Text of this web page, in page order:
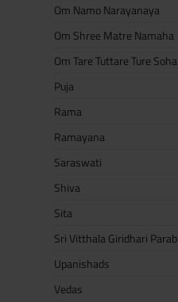
Om Namo Narayanaya
Om Shree Matre Namaha
Om Tare Tuttare Ture Soha
Puja
Rama
Ramayana
Saraswati
Shiva
Sita
Sri Vitthala Giridhari
Upanishads
Vedas